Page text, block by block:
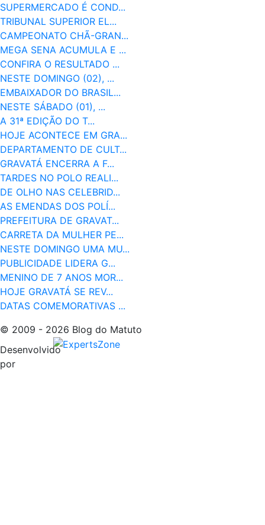
SUPERMERCADO É COND...
TRIBUNAL SUPERIOR EL...
CAMPEONATO CHÃ-GRAN...
MEGA SENA ACUMULA E ...
CONFIRA O RESULTADO ...
NESTE DOMINGO (02), ...
EMBAIXADOR DO BRASIL...
NESTE SÁBADO (01), ...
A 31ª EDIÇÃO DO T...
HOJE ACONTECE EM GRA...
DEPARTAMENTO DE CULT...
GRAVATÁ ENCERRA A F...
TARDES NO POLO REALI...
DE OLHO NAS CELEBRID...
AS EMENDAS DOS POLÍ...
PREFEITURA DE GRAVAT...
CARRETA DA MULHER PE...
NESTE DOMINGO UMA MU...
PUBLICIDADE LIDERA G...
MENINO DE 7 ANOS MOR...
HOJE GRAVATÁ SE REV...
DATAS COMEMORATIVAS ...
© 2009 - 2026 Blog do Matuto
Desenvolvido
por